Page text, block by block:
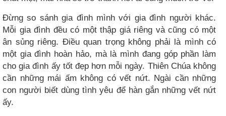
Đừng so sánh gia đình mình với gia đình người khác.
Mỗi gia đình đều có một thập giá riêng và cũng có một
ân sủng riêng. Điều quan trọng không phải là mình có
một gia đình hoàn hảo, mà là mình đang góp phần làm
cho gia đình ấy tốt đẹp hơn mỗi ngày. Thiên Chúa không
cần những mái ấm không có vết nứt. Ngài cần những
con người biết dùng tình yêu để hàn gắn những vết nứt
ấy.